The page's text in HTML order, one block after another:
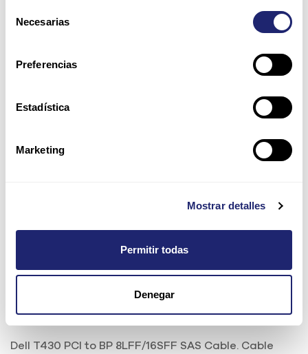
Necesarias
Preferencias
Estadística
Marketing
Mostrar detalles
Permitir todas
Denegar
Dell T430 PCI to BP
8LFF/16SFF SAS Cable
Ref: 69R40
Dell T430 PCI to BP 8LFF/16SFF SAS Cable. Cable